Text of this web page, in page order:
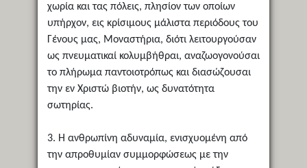
χωρία και τας πόλεις, πλησίον των οποίων
υπήρχον, εις κρίσιμους μάλιστα περιόδους του
Γένους μας, Μοναστήρια, διότι λειτουργούσαν
ως πνευματικαί κολυμβήθραι, αναζωογονούσαι
το πλήρωμα παντοιοτρόπως και διασώζουσαι
την εν Χριστώ βιοτήν, ως δυνατότητα
σωτηρίας.
3. Η ανθρωπίνη αδυναμία, ενισχυομένη από
την απροθυμίαν συμμορφώσεως με την